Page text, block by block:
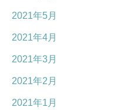
2021年5月
2021年4月
2021年3月
2021年2月
2021年1月